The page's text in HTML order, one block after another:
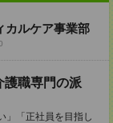
カルケア事業部
護職専門の派
」「正社員を目指し